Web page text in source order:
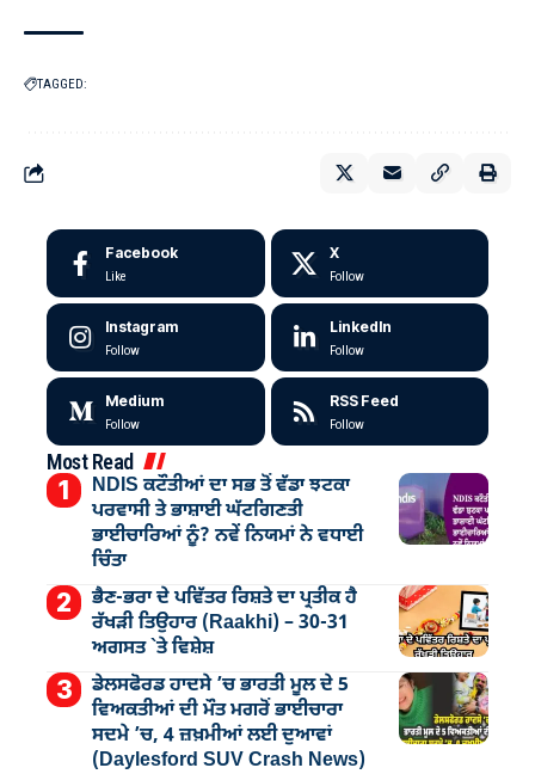
TAGGED:
Facebook
Like
X
Follow
Instagram
Follow
LinkedIn
Follow
Medium
Follow
RSS Feed
Follow
Most Read
NDIS ਕਟੌਤੀਆਂ ਦਾ ਸਭ ਤੋਂ ਵੱਡਾ ਝਟਕਾ
ਪਰਵਾਸੀ ਤੇ ਭਾਸ਼ਾਈ ਘੱਟਗਿਣਤੀ
ਭਾਈਚਾਰਿਆਂ ਨੂੰ? ਨਵੇਂ ਨਿਯਮਾਂ ਨੇ ਵਧਾਈ
ਚਿੰਤਾ
ਭੈਣ-ਭਰਾ ਦੇ ਪਵਿੱਤਰ ਰਿਸ਼ਤੇ ਦਾ ਪ੍ਰਤੀਕ ਹੈ
ਰੱਖੜੀ ਤਿਉਹਾਰ (Raakhi) – 30-31
ਅਗਸਤ `ਤੇ ਵਿਸ਼ੇਸ਼
ਡੇਲਸਫੋਰਡ ਹਾਦਸੇ ’ਚ ਭਾਰਤੀ ਮੂਲ ਦੇ 5
ਵਿਅਕਤੀਆਂ ਦੀ ਮੌਤ ਮਗਰੋਂ ਭਾਈਚਾਰਾ
ਸਦਮੇ ’ਚ, 4 ਜ਼ਖ਼ਮੀਆਂ ਲਈ ਦੁਆਵਾਂ
(Daylesford SUV Crash News)